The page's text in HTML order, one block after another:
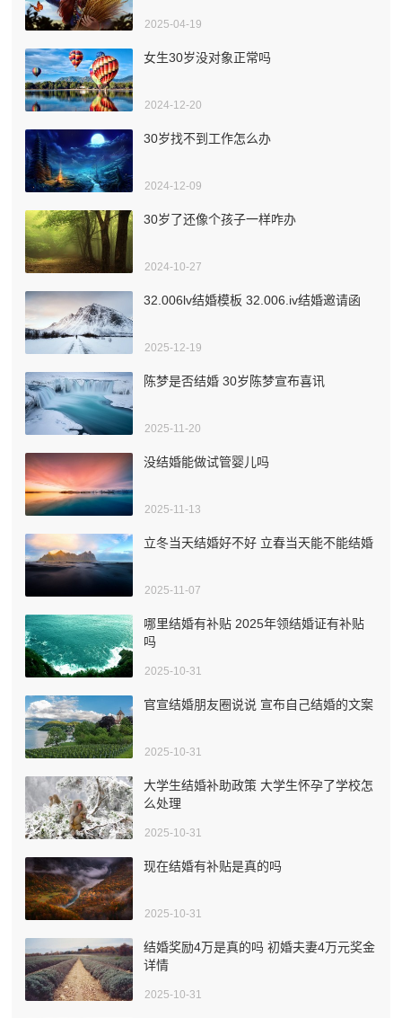
2025-04-19
女生30岁没对象正常吗
2024-12-20
30岁找不到工作怎么办
2024-12-09
30岁了还像个孩子一样咋办
2024-10-27
32.006lv结婚模板 32.006.iv结婚邀请函
2025-12-19
陈梦是否结婚 30岁陈梦宣布喜讯
2025-11-20
没结婚能做试管婴儿吗
2025-11-13
立冬当天结婚好不好 立春当天能不能结婚
2025-11-07
哪里结婚有补贴 2025年领结婚证有补贴
吗
2025-10-31
官宣结婚朋友圈说说 宣布自己结婚的文案
2025-10-31
大学生结婚补助政策 大学生怀孕了学校怎
么处理
2025-10-31
现在结婚有补贴是真的吗
2025-10-31
结婚奖励4万是真的吗 初婚夫妻4万元奖金
详情
2025-10-31